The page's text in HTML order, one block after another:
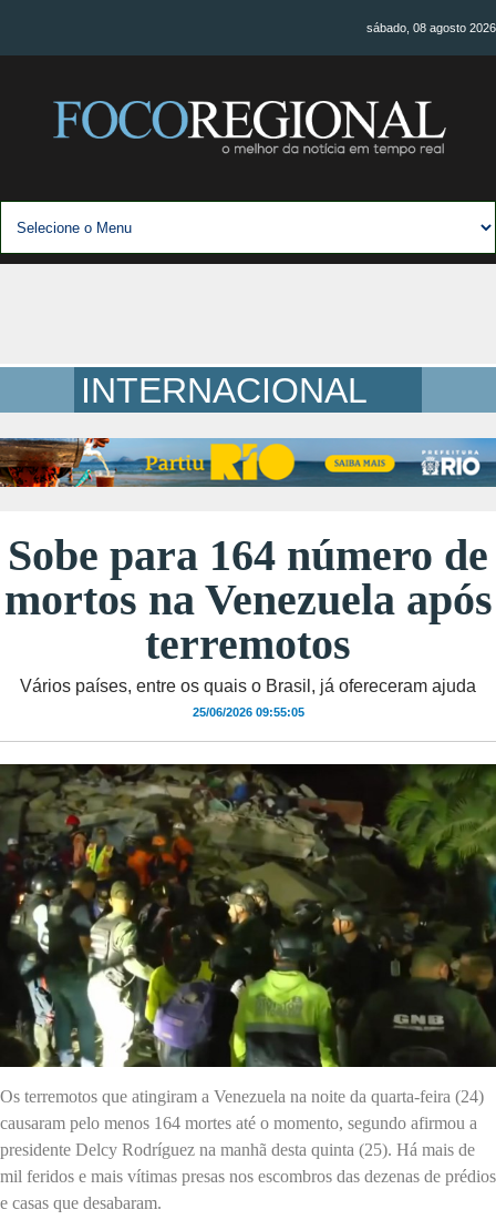
sábado, 08 agosto 2026
INTERNACIONAL
Sobe para 164 número de
mortos na Venezuela após
terremotos
Vários países, entre os quais o Brasil, já ofereceram ajuda
25/06/2026 09:55:05
Os terremotos que atingiram a Venezuela na noite da quarta-feira (24)
causaram pelo menos 164 mortes até o momento, segundo afirmou a
presidente Delcy Rodríguez na manhã desta quinta (25). Há mais de
mil feridos e mais vítimas presas nos escombros das dezenas de prédios
e casas que desabaram.